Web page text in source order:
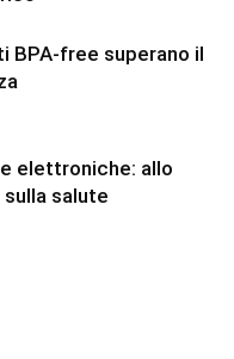
BPA-free superano il
elettroniche: allo
salute